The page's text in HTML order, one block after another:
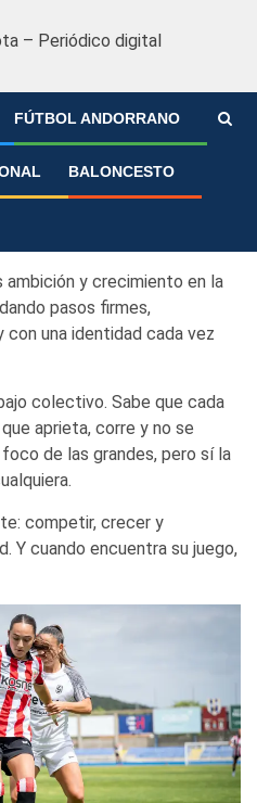
FÚTBOL ANDORRANO
BALONCESTO
ambición y crecimiento en la
pasos firmes,
una identidad cada vez
colectivo. Sabe que cada
aprieta, corre y no se
de las grandes, pero sí la
competir, crecer y
Y cuando encuentra su juego,